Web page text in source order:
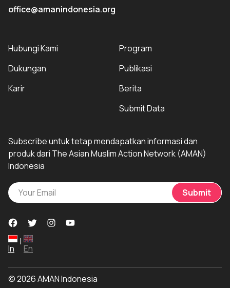
office@amanindonesia.org
Hubungi Kami
Dukungan
Karir
Program
Publikasi
Berita
Submit Data
Subscribe untuk tetap mendapatkan informasi dan
produk dari The Asian Muslim Action Network (AMAN)
Indonesia
Submit
In
|
En
© 2026 AMAN Indonesia